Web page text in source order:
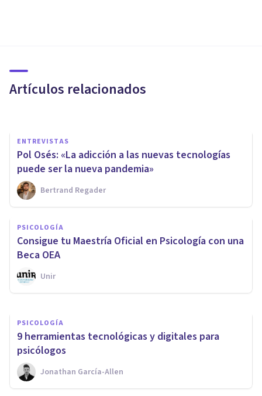
Artículos relacionados
por vídeos de YouTube
ENTREVISTAS
Pol Osés: «La adicción a las nuevas tecnologías
puede ser la nueva pandemia»
Bertrand Regader
PSICOLOGÍA
Consigue tu Maestría Oficial en Psicología con una
Beca OEA
Unir
ENTREVISTAS
Entrevista a Alfonso Cruzado
Cardona: la adicción a las
nuevas tecnologías
Bertrand Regader
PSICOLOGÍA
9 herramientas tecnológicas y digitales para
psicólogos
Jonathan García-Allen